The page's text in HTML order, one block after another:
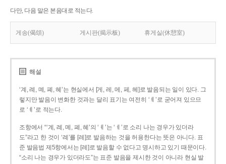
다만, 다음 말은 본음대로 적는다.
게송(偈頌) 게시판(揭示板) 휴게실(休憩室)
해설
‘계, 례, 몌, 폐, 혜’는 현실에서 [게, 레, 메, 페, 헤]로 발음되는 일이 있다. 그
렇지만 발음이 변화한 것과는 달리 표기는 여전히 ‘ㅖ’로 굳어져 있으므
로 ‘ㅖ’로 적는다.
조항에서 “‘계, 례, 몌, 폐, 혜’의 ‘ㅖ’는 ‘ㅔ’로 소리 나는 경우가 있더라
도”라고 한 것이 ‘례’를 [레]로 발음하는 것을 허용한다는 뜻은 아니다. 표
준 발음법 제5항에서는 [레]로 발음할 수 없다고 명시하고 있기 때문이다.
“소리 나는 경우가 있더라도”는 표준 발음을 제시한 것이 아니라 현실 발